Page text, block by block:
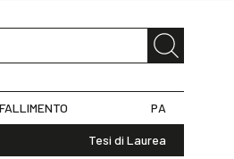
FALLIMENTO PA
Tesi di Laurea